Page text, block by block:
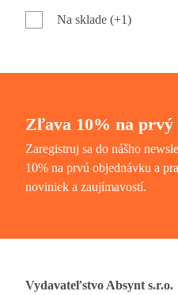
Na sklade (+1)
Zľava 10% na prvý
Zaregistruj sa do nášho
10% na prvú objednávku a
noviniek a zaujímavostí.
Vydavateľstvo Absynt s.r.o.